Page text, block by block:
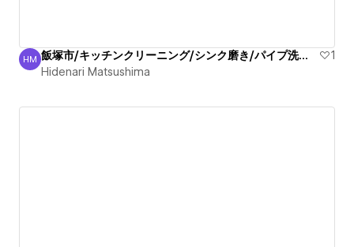
Hidenari Matsushima
HM 飯塚市/キッチンクリーニング/シンク磨き/パイプ洗浄/安心
1
Hidenari Matsushima